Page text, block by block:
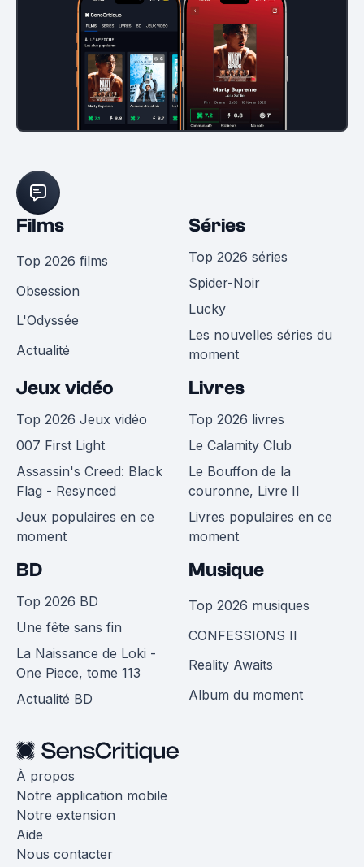
Films
Top 2026 films
Obsession
L'Odyssée
Actualité
Séries
Top 2026 séries
Spider-Noir
Lucky
Les nouvelles séries du
moment
Jeux vidéo
Top 2026 Jeux vidéo
007 First Light
Assassin's Creed: Black
Flag - Resynced
Jeux populaires en ce
moment
Livres
Top 2026 livres
Le Calamity Club
Le Bouffon de la
couronne, Livre II
Livres populaires en ce
moment
BD
Top 2026 BD
Une fête sans fin
La Naissance de Loki -
One Piece, tome 113
Actualité BD
Musique
Top 2026 musiques
CONFESSIONS II
Reality Awaits
Album du moment
À propos
Notre application mobile
Notre extension
Aide
Nous contacter